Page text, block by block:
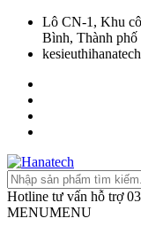
Lô CN-1, Khu
Bình, Thành
Hotline tư vấn hỗ trợ
MENUMENU